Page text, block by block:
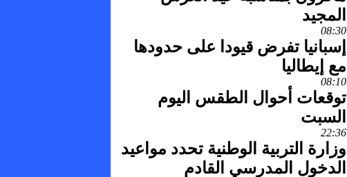
المجيد
08:30
إسبانيا تفرض قيودا على حدودها
مع إيطاليا
08:10
توقعات أحوال الطقس اليوم
السبت
22:36
وزارة التربية الوطنية تحدد مواعيد
الدخول المدرسي القادم